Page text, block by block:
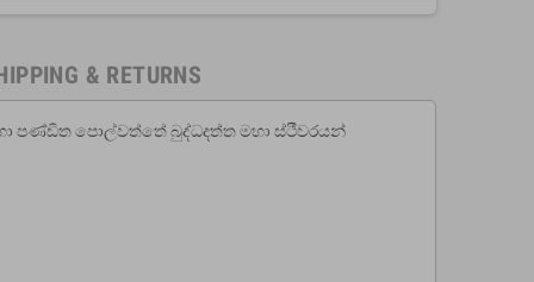
& RETURNS
පණ්ඩිත පොල්වත්තේ බුද්ධදත්ත ම‌හා ස්ථීවරයන්